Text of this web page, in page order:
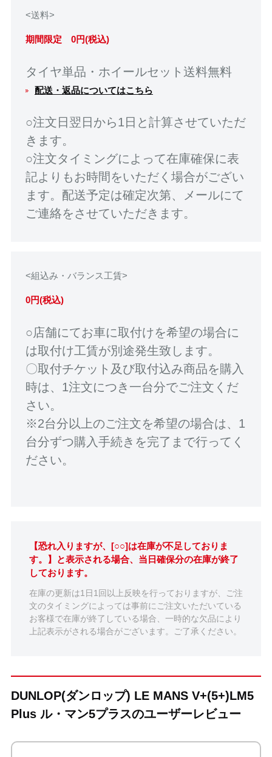
<送料>
期間限定 0円(税込)
タイヤ単品・ホイールセット送料無料
配送・返品についてはこちら
○注文日翌日から1日と計算させていただ
きます。
○注文タイミングによって在庫確保に表
記よりもお時間をいただく場合がござい
ます。配送予定は確定次第、メールにて
ご連絡をさせていただきます。
<組込み・バランス工賃>
0円(税込)
○店舗にてお車に取付けを希望の場合に
は取付け工賃が別途発生致します。
〇取付チケット及び取付込み商品を購入
時は、1注文につき一台分でご注文くだ
さい。
※2台分以上のご注文を希望の場合は、1
台分ずつ購入手続きを完了まで行ってく
ださい。
【恐れ入りますが、[○○]は在庫が不足しておりま
す。】と表示される場合、当日確保分の在庫が終了
しております。
在庫の更新は1日1回以上反映を行っておりますが、ご注
文のタイミングによっては事前にご注文いただいている
お客様で在庫が終了している場合、一時的な欠品により
上記表示がされる場合がございます。ご了承ください。
DUNLOP(ダンロップ) LE MANS V+(5+)LM5
Plus ル・マン5プラスのユーザーレビュー